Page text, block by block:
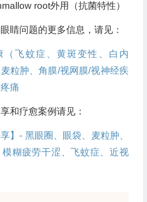
root外用（抗菌特性）
睛问题的更多信息，请见：
（飞蚊症、黄斑变性、白内
粒肿、角膜/视网膜/视神经疾
痛
和疗愈案例请见：
享】- 黑眼圈、眼袋、麦粒肿、
糊疲劳干涩、飞蚊症、近视